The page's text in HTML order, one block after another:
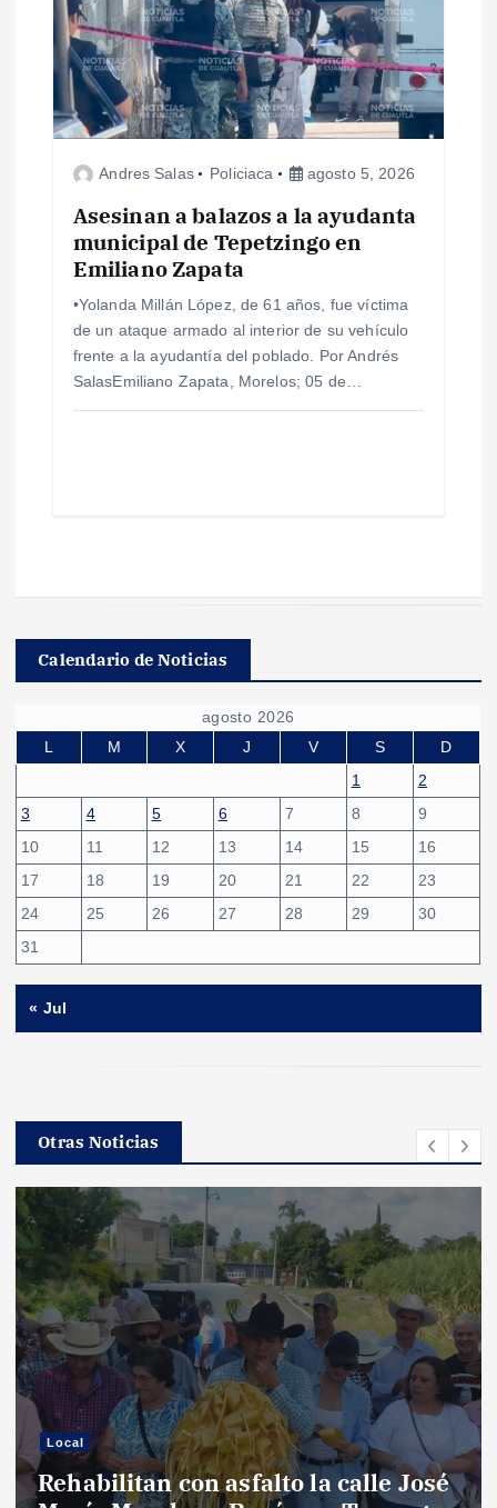
Andres Salas Policiaca agosto 5, 2026
Asesinan a balazos a la ayudanta
municipal de Tepetzingo en
Emiliano Zapata
•Yolanda Millán López, de 61 años, fue víctima
de un ataque armado al interior de su vehículo
frente a la ayudantía del poblado. Por Andrés
SalasEmiliano Zapata, Morelos; 05 de…
Calendario de Noticias
agosto 2026
L
M X J V S
D
1
2
3
4 5 6 7 8
9
10
11 12 13 14 15
16
17
18 19 20 21 22
23
24
25 26 27 28 29
30
31
« Jul
Otras Noticias
Local
Rehabilitan con asfalto la calle José